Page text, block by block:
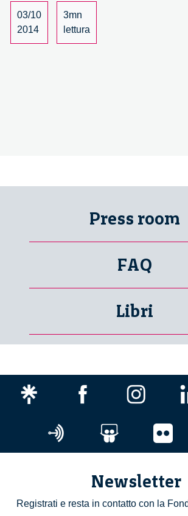
03/10
2014
3mn
lettura
Press room
FAQ
Libri
Newsletter
Registrati e resta in contatto con la